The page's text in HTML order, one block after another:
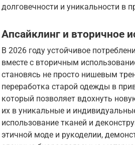
долговечности и уникальности в
Апсайклинг и вторичное
В 2026 году устойчивое
вместе с вторичным
становясь не просто нишевым
переработка старой одежды в
который позволяет вдохнуть
их в уникальные и
использование тканей и
этичной моде и рукоделии,